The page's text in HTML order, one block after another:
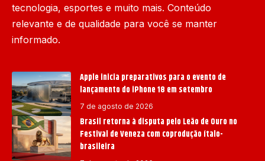
tecnologia, esportes e muito mais. Conteúdo
relevante e de qualidade para você se manter
informado.
Apple inicia preparativos para o evento de
lançamento do iPhone 18 em setembro
7 de agosto de 2026
Brasil retorna à disputa pelo Leão de Ouro no
Festival de Veneza com coprodução ítalo-
brasileira